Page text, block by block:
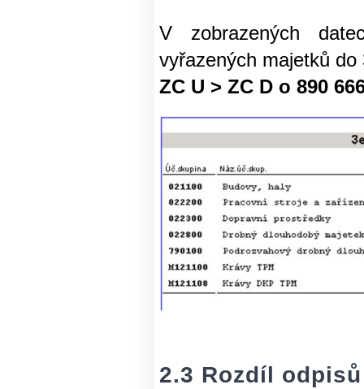
V zobrazených
vyřazených majetků
ZC U > ZC D o 890
2.3 Rozdíl